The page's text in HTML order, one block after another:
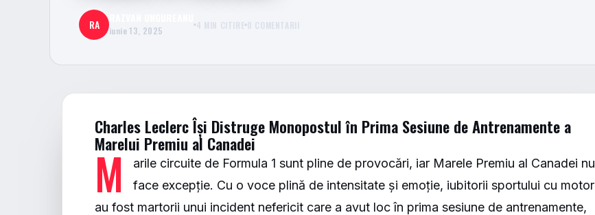
RA iunie 13, 2025 4 MIN CITIRE 0 COMENTARII
Charles Leclerc Își Distruge Monopostul în Prima Sesiune de Antrenamente a
Marelui Premiu al Canadei
M
arile circuite de Formula 1 sunt pline de provocări, iar Marele Premiu al Canadei nu
face excepție. Cu o voce plină de intensitate și emoție, iubitorii sportului cu motor
au fost martorii unui incident nefericit care a avut loc în prima sesiune de antrenamente,